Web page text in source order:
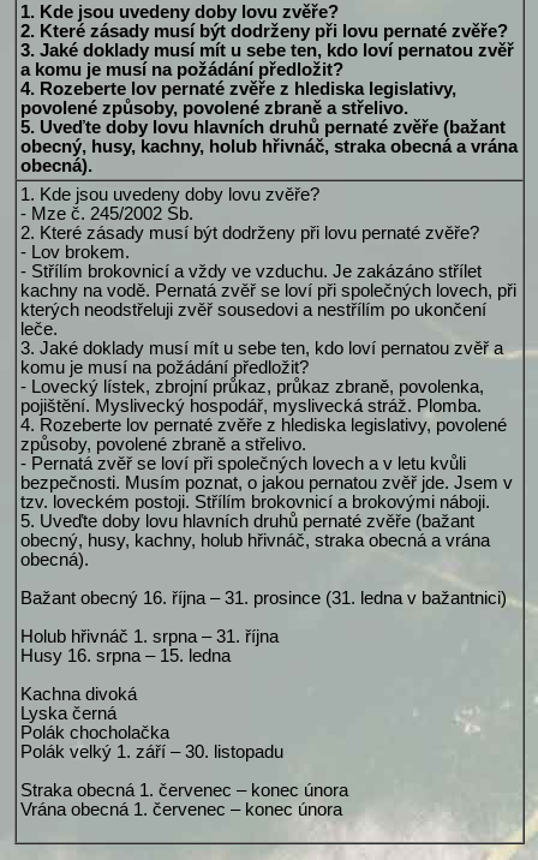
1. Kde jsou uvedeny doby lovu zvěře?
2. Které zásady musí být dodrženy při lovu pernaté zvěře?
3. Jaké doklady musí mít u sebe ten, kdo loví pernatou zvěř
a komu je musí na požádání předložit?
4. Rozeberte lov pernaté zvěře z hlediska legislativy,
povolené způsoby, povolené zbraně a střelivo.
5. Uveďte doby lovu hlavních druhů pernaté zvěře (bažant
obecný, husy, kachny, holub hřivnáč, straka obecná a vrána
obecná).
1. Kde jsou uvedeny doby lovu zvěře?
- Mze č. 245/2002 Sb.
2. Které zásady musí být dodrženy při lovu pernaté zvěře?
- Lov brokem.
- Střílím brokovnicí a vždy ve vzduchu. Je zakázáno střílet
kachny na vodě. Pernatá zvěř se loví při společných lovech, při
kterých neodstřeluji zvěř sousedovi a nestřílím po ukončení
leče.
3. Jaké doklady musí mít u sebe ten, kdo loví pernatou zvěř a
komu je musí na požádání předložit?
- Lovecký lístek, zbrojní průkaz, průkaz zbraně, povolenka,
pojištění. Myslivecký hospodář, myslivecká stráž. Plomba.
4. Rozeberte lov pernaté zvěře z hlediska legislativy, povolené
způsoby, povolené zbraně a střelivo.
- Pernatá zvěř se loví při společných lovech a v letu kvůli
bezpečnosti. Musím poznat, o jakou pernatou zvěř jde. Jsem v
tzv. loveckém postoji. Střílím brokovnicí a brokovými náboji.
5. Uveďte doby lovu hlavních druhů pernaté zvěře (bažant
obecný, husy, kachny, holub hřivnáč, straka obecná a vrána
obecná).
Bažant obecný 16. října – 31. prosince (31. ledna v bažantnici)
Holub hřivnáč 1. srpna – 31. října
Husy 16. srpna – 15. ledna
Kachna divoká
Lyska černá
Polák chocholačka
Polák velký 1. září – 30. listopadu
Straka obecná 1. červenec – konec února
Vrána obecná 1. červenec – konec února